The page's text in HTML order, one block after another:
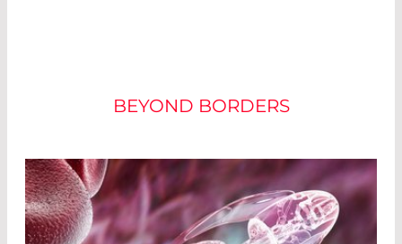
BEYOND BORDERS